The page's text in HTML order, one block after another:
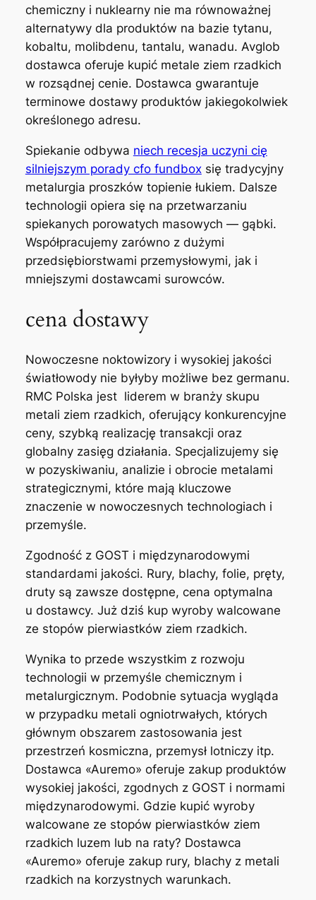
chemiczny i nuklearny nie ma równoważnej
alternatywy dla produktów na bazie tytanu,
kobaltu, molibdenu, tantalu, wanadu. Avglob
dostawca oferuje kupić metale ziem rzadkich
w rozsądnej cenie. Dostawca gwarantuje
terminowe dostawy produktów jakiegokolwiek
określonego adresu.
Spiekanie odbywa niech recesja uczyni cię
silniejszym porady cfo fundboxsię tradycyjny
metalurgia proszków topienie łukiem. Dalsze
technologii opiera się na przetwarzaniu
spiekanych porowatych masowych — gąbki.
Współpracujemy zarówno z dużymi
przedsiębiorstwami przemysłowymi, jak i
mniejszymi dostawcami surowców.
cena dostawy
Nowoczesne noktowizory i wysokiej jakości
światłowody nie byłyby możliwe bez germanu.
RMC Polska jest liderem w branży skupu
metali ziem rzadkich, oferujący konkurencyjne
ceny, szybką realizację transakcji oraz
globalny zasięg działania. Specjalizujemy się
w pozyskiwaniu, analizie i obrocie metalami
strategicznymi, które mają kluczowe
znaczenie w nowoczesnych technologiach i
przemyśle.
Zgodność z GOST i międzynarodowymi
standardami jakości. Rury, blachy, folie, pręty,
druty są zawsze dostępne, cena optymalna
u dostawcy. Już dziś kup wyroby walcowane
ze stopów pierwiastków ziem rzadkich.
Wynika to przede wszystkim z rozwoju
technologii w przemyśle chemicznym i
metalurgicznym. Podobnie sytuacja wygląda
w przypadku metali ogniotrwałych, których
głównym obszarem zastosowania jest
przestrzeń kosmiczna, przemysł lotniczy itp.
Dostawca «Auremo» oferuje zakup produktów
wysokiej jakości, zgodnych z GOST i normami
międzynarodowymi. Gdzie kupić wyroby
walcowane ze stopów pierwiastków ziem
rzadkich luzem lub na raty? Dostawca
«Auremo» oferuje zakup rury, blachy z metali
rzadkich na korzystnych warunkach.